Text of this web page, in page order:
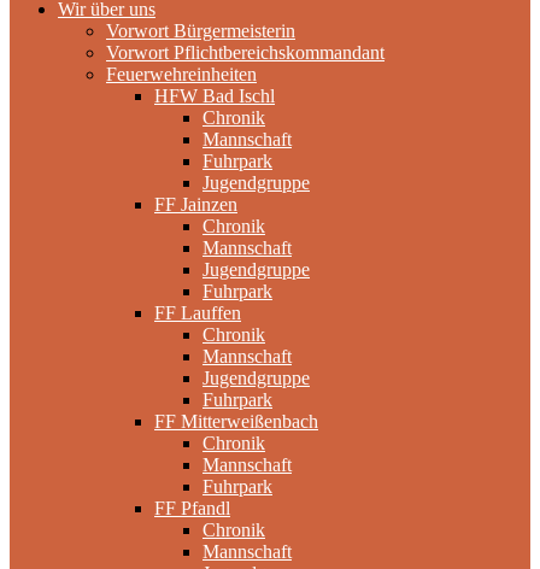
Wir über uns
Vorwort Bürgermeisterin
Vorwort Pflichtbereichskommandant
Feuerwehreinheiten
HFW Bad Ischl
Chronik
Mannschaft
Fuhrpark
Jugendgruppe
FF Jainzen
Chronik
Mannschaft
Jugendgruppe
Fuhrpark
FF Lauffen
Chronik
Mannschaft
Jugendgruppe
Fuhrpark
FF Mitterweißenbach
Chronik
Mannschaft
Fuhrpark
FF Pfandl
Chronik
Mannschaft